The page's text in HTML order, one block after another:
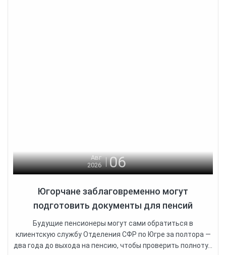
Авг
2026
06
Югорчане заблаговременно могут
подготовить документы для пенсий
Будущие пенсионеры могут сами обратиться в
клиентскую службу Отделения СФР по Югре за полтора —
два года до выхода на пенсию, чтобы проверить полноту...